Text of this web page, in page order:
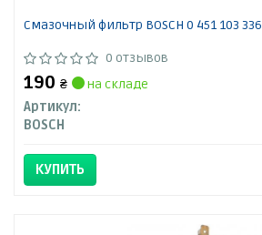
Смазочный фильтр BOSCH 0 451 103 336
0 отзывов
190 ₴
на складе
Артикул:
BOSCH
КУПИТЬ